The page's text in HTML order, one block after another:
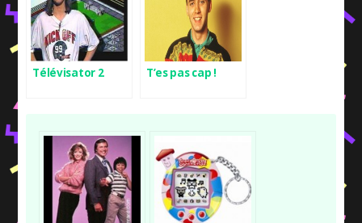
Télévisator 2 T’es pas cap !